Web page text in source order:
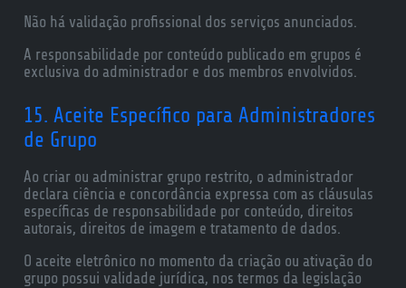
Não há validação profissional dos serviços anunciados.
A responsabilidade por conteúdo publicado em grupos é
exclusiva do administrador e dos membros envolvidos.
15. Aceite Específico para Administradores
de Grupo
Ao criar ou administrar grupo restrito, o administrador
declara ciência e concordância expressa com as cláusulas
específicas de responsabilidade por conteúdo, direitos
autorais, direitos de imagem e tratamento de dados.
O aceite eletrônico no momento da criação ou ativação do
grupo possui validade jurídica, nos termos da legislação